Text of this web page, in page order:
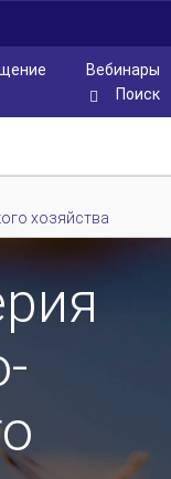
Вебинары
Поиск
хозяйства